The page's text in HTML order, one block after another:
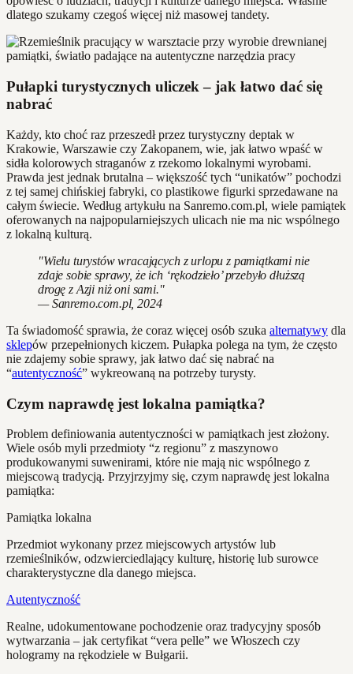
dlatego szukamy czegoś więcej niż masowej tandety.
Pułapki turystycznych uliczek – jak łatwo dać się
nabrać
Każdy, kto choć raz przeszedł przez turystyczny deptak w
Krakowie, Warszawie czy Zakopanem, wie, jak łatwo wpaść w
sidła kolorowych straganów z rzekomo lokalnymi wyrobami.
Prawda jest jednak brutalna – większość tych “unikatów” pochodzi
z tej samej chińskiej fabryki, co plastikowe figurki sprzedawane na
całym świecie. Według artykułu na Sanremo.com.pl, wiele pamiątek
oferowanych na najpopularniejszych ulicach nie ma nic wspólnego
z lokalną kulturą.
"Wielu turystów wracających z urlopu z pamiątkami nie
zdaje sobie sprawy, że ich ‘rękodzieło’ przebyło dłuższą
drogę z Azji niż oni sami."
— Sanremo.com.pl, 2024
Ta świadomość sprawia, że coraz więcej osób szuka alternatywy dla
sklepów przepełnionych kiczem. Pułapka polega na tym, że często
nie zdajemy sobie sprawy, jak łatwo dać się nabrać na
“autentyczność” wykreowaną na potrzeby turysty.
Czym naprawdę jest lokalna pamiątka?
Problem definiowania autentyczności w pamiątkach jest złożony.
Wiele osób myli przedmioty “z regionu” z maszynowo
produkowanymi suwenirami, które nie mają nic wspólnego z
miejscową tradycją. Przyjrzyjmy się, czym naprawdę jest lokalna
pamiątka:
Pamiątka lokalna
Przedmiot wykonany przez miejscowych artystów lub
rzemieślników, odzwierciedlający kulturę, historię lub surowce
charakterystyczne dla danego miejsca.
Autentyczność
Realne, udokumentowane pochodzenie oraz tradycyjny sposób
wytwarzania – jak certyfikat “vera pelle” we Włoszech czy
hologramy na rękodziele w Bułgarii.